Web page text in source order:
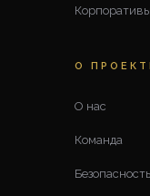
Корпоративы
О
О нас
Команда
Безопасность